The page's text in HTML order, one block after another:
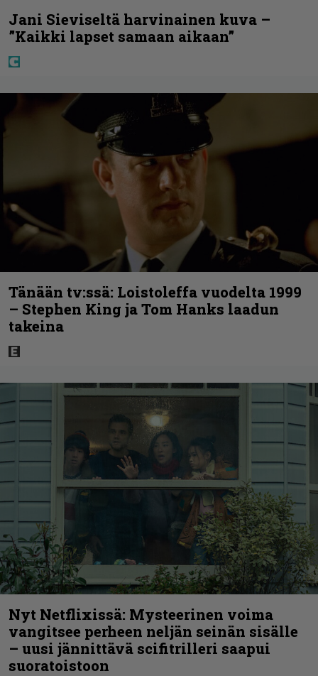
Jani Sieviseltä harvinainen kuva –
”Kaikki lapset samaan aikaan”
Tänään tv:ssä: Loistoleffa vuodelta 1999
– Stephen King ja Tom Hanks laadun
takeina
Nyt Netflixissä: Mysteerinen voima
vangitsee perheen neljän seinän sisälle
– uusi jännittävä scifitrilleri saapui
suoratoistoon